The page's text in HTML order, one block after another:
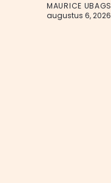
MAURICE UBAGS
augustus 6, 2026